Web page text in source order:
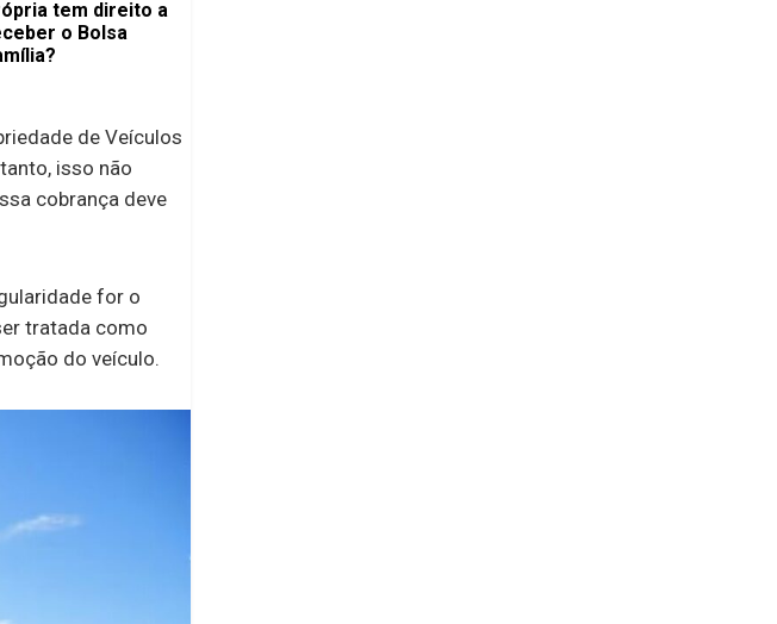
tem direito a
o Bolsa
de Veículos
isso não
cobrança deve
for o
tratada como
do veículo.